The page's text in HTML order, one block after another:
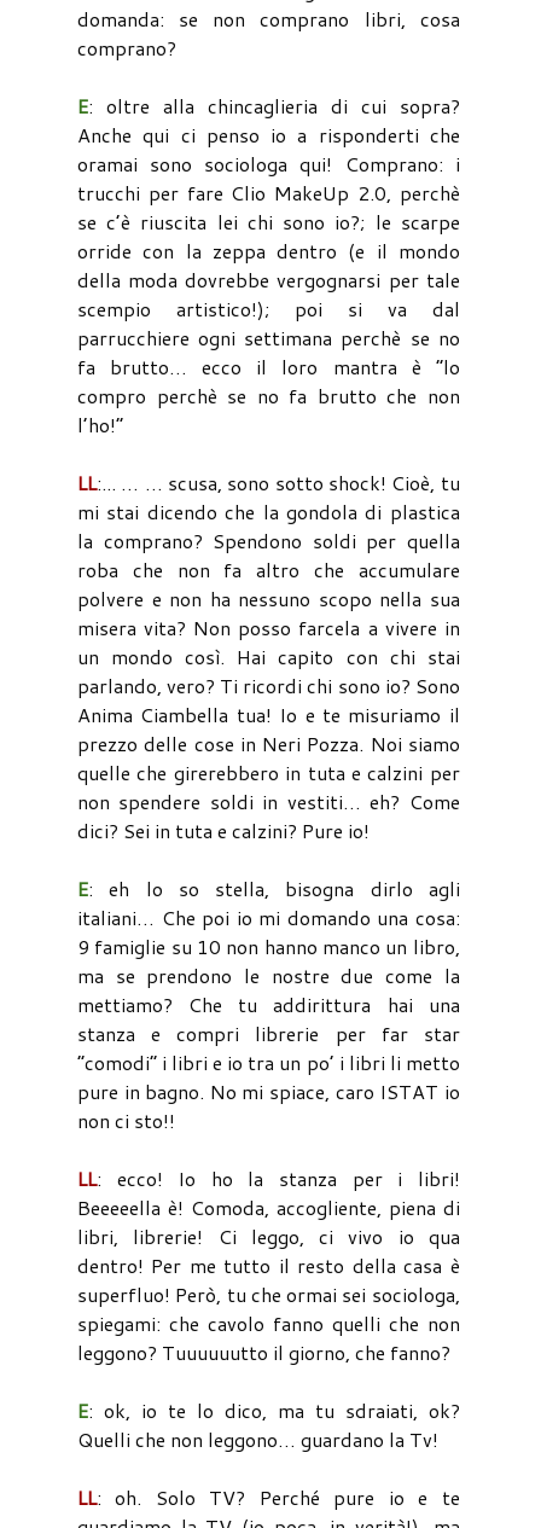
domanda: se non comprano libri, cosa
comprano?
E: oltre alla chincaglieria di cui sopra?
Anche qui ci penso io a risponderti che
oramai sono sociologa qui! Comprano: i
trucchi per fare Clio MakeUp 2.0, perchè
se c’è riuscita lei chi sono io?; le scarpe
orride con la zeppa dentro (e il mondo
della moda dovrebbe vergognarsi per tale
scempio artistico!); poi si va dal
parrucchiere ogni settimana perchè se no
fa brutto… ecco il loro mantra è “lo
compro perchè se no fa brutto che non
l’ho!”
LL:... … … scusa, sono sotto shock! Cioè, tu
mi stai dicendo che la gondola di plastica
la comprano? Spendono soldi per quella
roba che non fa altro che accumulare
polvere e non ha nessuno scopo nella sua
misera vita? Non posso farcela a vivere in
un mondo così. Hai capito con chi stai
parlando, vero? Ti ricordi chi sono io? Sono
Anima Ciambella tua! Io e te misuriamo il
prezzo delle cose in Neri Pozza. Noi siamo
quelle che girerebbero in tuta e calzini per
non spendere soldi in vestiti… eh? Come
dici? Sei in tuta e calzini? Pure io!
E: eh lo so stella, bisogna dirlo agli
italiani… Che poi io mi domando una cosa:
9 famiglie su 10 non hanno manco un libro,
ma se prendono le nostre due come la
mettiamo? Che tu addirittura hai una
stanza e compri librerie per far star
“comodi” i libri e io tra un po’ i libri li metto
pure in bagno. No mi spiace, caro ISTAT io
non ci sto!!
LL: ecco! Io ho la stanza per i libri!
Beeeeella è! Comoda, accogliente, piena di
libri, librerie! Ci leggo, ci vivo io qua
dentro! Per me tutto il resto della casa è
superfluo! Però, tu che ormai sei sociologa,
spiegami: che cavolo fanno quelli che non
leggono? Tuuuuuutto il giorno, che fanno?
E: ok, io te lo dico, ma tu sdraiati, ok?
Quelli che non leggono… guardano la Tv!
LL: oh. Solo TV? Perché pure io e te